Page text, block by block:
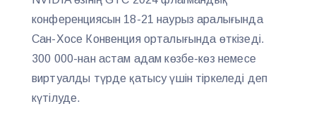
конференциясын 18-21 наурыз аралығында
Сан-Хосе Конвенция орталығында өткізеді.
300 000-нан астам адам көзбе-көз немесе
виртуалды түрде қатысу үшін тіркеледі деп
күтілуде.